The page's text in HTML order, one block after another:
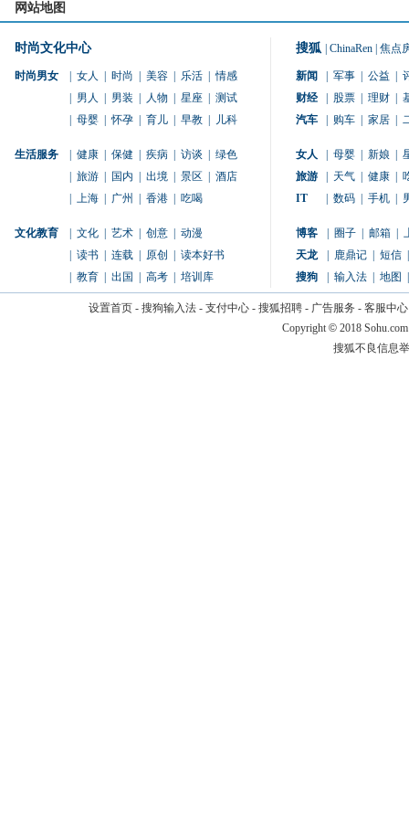
网站地图
时尚文化中心
时尚男女 女人 时尚 美容 乐活
情感
男人 男装 人物 星座
测试
母婴 怀孕 育儿 早教 儿科
生活服务 健康 保健 疾病 访谈
绿色
旅游 国内 出境 景区
酒店
上海 广州 香港 吃喝
文化教育 文化 艺术 创意
动漫
读书 连载 原创
读本好书
教育 出国 高考 培训库
搜狐 ChinaRen 焦点
新闻 军事 公益
财经
股票 理财
汽车
购车 家居
女人 母婴 新娘
旅游
天气 健康
IT
数码 手机
博客 圈子 邮箱
天龙
鹿鼎记 短信
搜狗
输入法 地图
设置首页- 搜狗输入法- 支付中心- 搜狐招聘- 广告服务 - 客服中心
Copyright © 2018
搜狐不良信息